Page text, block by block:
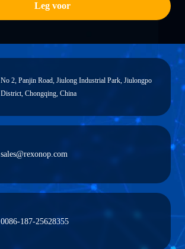
Leg voor
No 2, Panjin Road, Jiulong Industrial Park, Jiulongpo
District, Chongqing, China
sales@rexonop.com
0086-187-25628355